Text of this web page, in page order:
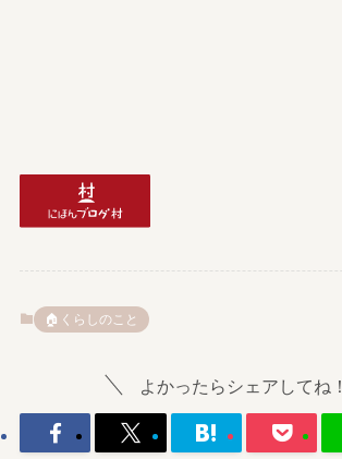
🏠️くらしのこと
よかったらシェアしてね！